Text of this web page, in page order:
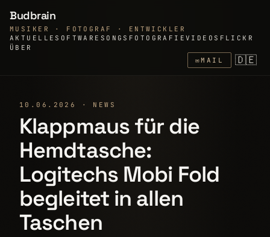
Budbrain
MUSIKER · FOTOGRAF · ENTWICKLER
AKTUELLE SOFTWARE SONGS FOTOGRAFIEVIDEOS FLICKR
ÜBER
✉MAIL 🇩🇪
10.06.2026 · NEWS
Klappmaus für die
Hemdtasche:
Logitechs Mobi Fold
begleitet in allen
Taschen